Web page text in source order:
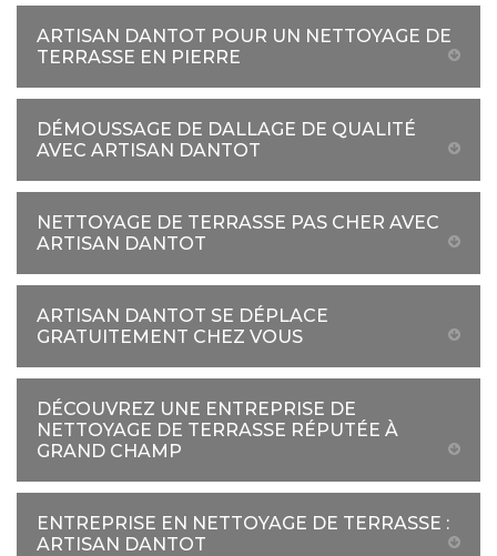
ARTISAN DANTOT POUR UN NETTOYAGE DE
TERRASSE EN PIERRE
DÉMOUSSAGE DE DALLAGE DE QUALITÉ
AVEC ARTISAN DANTOT
NETTOYAGE DE TERRASSE PAS CHER AVEC
ARTISAN DANTOT
ARTISAN DANTOT SE DÉPLACE
GRATUITEMENT CHEZ VOUS
DÉCOUVREZ UNE ENTREPRISE DE
NETTOYAGE DE TERRASSE RÉPUTÉE À
GRAND CHAMP
ENTREPRISE EN NETTOYAGE DE TERRASSE :
ARTISAN DANTOT